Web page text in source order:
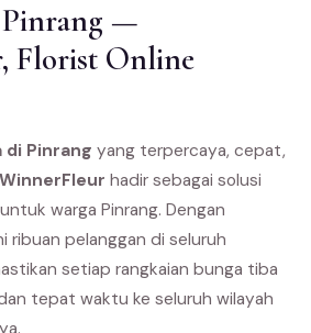
Pinrang —
Florist Online
di Pinrang yang terpercaya, cepat,
WinnerFleur hadir sebagai solusi
warga Pinrang. Dengan
ribuan pelanggan di seluruh
setiap rangkaian bunga tiba
tepat waktu ke seluruh wilayah